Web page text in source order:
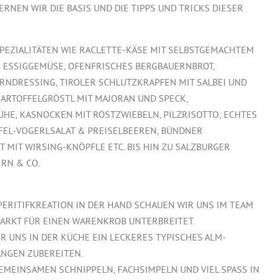
WIR DIE BASIS UND DIE TIPPS UND TRICKS DIESER
WIE RACLETTE-KÄSE MIT SELBSTGEMACHTEM
OFENFRISCHES BERGBAUERNBROT,
TIROLER SCHLUTZKRAPFEN MIT SALBEI UND
MIT MAJORAN UND SPECK,
KASNOCKEN MIT RÖSTZWIEBELN, PILZRISOTTO; ECHTES
VOGERLSALAT & PREISELBEEREN, BÜNDNER
MIT WIRSING-KNÖPFLE ETC. BIS HIN ZU SALZBURGER
& CO.
IN DER HAND SCHAUEN WIR UNS IM TEAM
FÜR EINEN WARENKROB UNTERBREITET.
UNS IN DER KÜCHE EIN LECKERES TYPISCHES ALM-
ZUBEREITEN.
SCHNIPPELN, FACHSIMPELN UND VIEL SPASS IN